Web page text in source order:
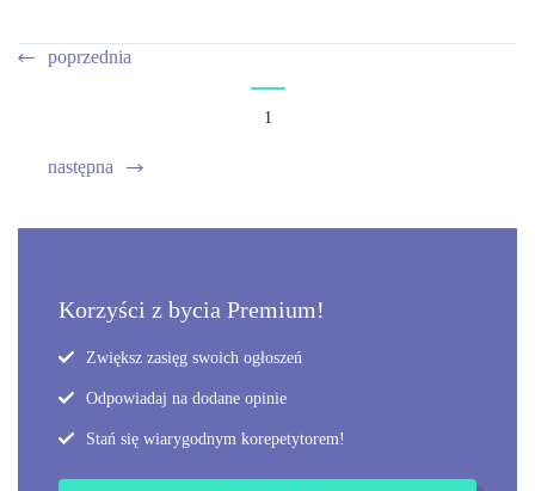
poprzednia
1
następna
Korzyści z bycia Premium!
Zwiększ zasięg swoich ogłoszeń
Odpowiadaj na dodane opinie
Stań się wiarygodnym korepetytorem!